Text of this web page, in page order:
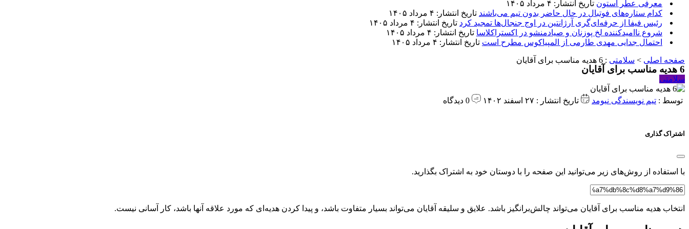
معرفی عطر استون تاریخ انتشار: ۴ مرداد ۱۴۰۵
کدام ستاره‌های فوتبال در حال حاضر بدون تیم می‌باشند تاریخ انتشار: ۴ مرداد ۱۴۰۵
رئیس فیفا از حرفه‌ای‌گری آرژانتین در اوج جنجال‌ها تمجید کرد تاریخ انتشار: ۴ مرداد ۱۴۰۵
شروع ناامیدکننده لخ پوزنان و صیادمنشو در اکستراکلاسا تاریخ انتشار: ۴ مرداد ۱۴۰۵
احتمال جدایی مهدی طارمی از المپیاکوس مطرح است تاریخ انتشار: ۴ مرداد ۱۴۰۵
صفحه اصلی > سلامتی : 6 هدیه مناسب برای آقایان
6 هدیه مناسب برای آقایان
سلامتی
توسط : تیم نویسندگی نیومد تاریخ انتشار : ۲۷ اسفند ۱۴۰۲
اشتراک گذاری
با استفاده از روش‌های زیر می‌توانید این صفحه را با دوستان خود به اشتراک بگذارید.
انتخاب هدیه مناسب برای آقایان می‌تواند چالش‌برانگیز باشد. علایق و سلیقه آقایان می‌تواند بسیار متفاوت باشد، و پیدا کردن هدیه‌ای که مورد علاقه آنها باشد، کار آسانی نیست.